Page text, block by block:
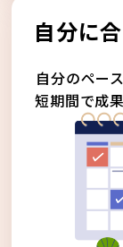
自分に
自分のペー
短期間で成